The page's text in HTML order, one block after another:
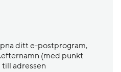
ditt e-postprogram,
(med punkt
till adressen